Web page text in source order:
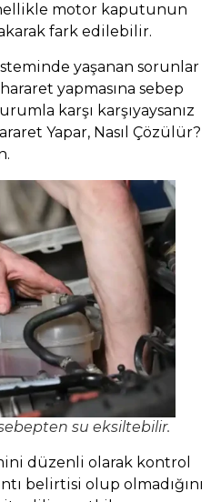
motor kaputunun
fark edilebilir.
yaşanan sorunlar
yapmasına sebep
karşı karşıyaysanız
Yapar, Nasıl Çözülür?
su eksiltebilir.
düzenli olarak kontrol
belirtisi olup olmadığını